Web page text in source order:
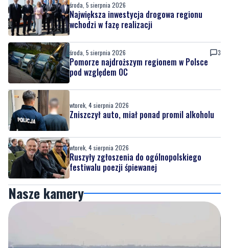
środa, 5 sierpnia 2026
Największa inwestycja drogowa regionu
wchodzi w fazę realizacji
środa, 5 sierpnia 2026 3
Pomorze najdroższym regionem w Polsce
pod względem OC
wtorek, 4 sierpnia 2026
Zniszczył auto, miał ponad promil alkoholu
wtorek, 4 sierpnia 2026
Ruszyły zgłoszenia do ogólnopolskiego
festiwalu poezji śpiewanej
Nasze kamery